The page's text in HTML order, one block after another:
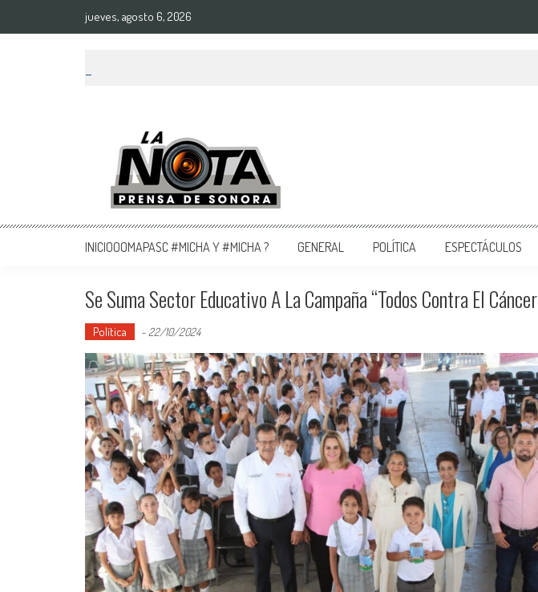
jueves, agosto 6, 2026
La Nota Prensa De Sonora
Noticias del día
INICIOOOMAPASC #MICHA Y #MICHA ? GENERAL POLÍTICA ESPECTÁCULOS
Se Suma Sector Educativo A La Campaña “Todos Contra El Cáncer
Política - 22/10/2024